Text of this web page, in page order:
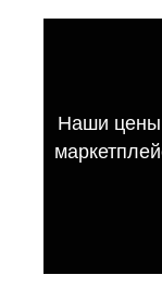
Наши цены